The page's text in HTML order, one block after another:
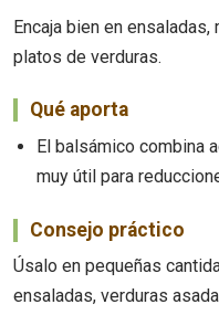
Encaja bien en
platos de verduras.
Qué aporta
El balsámico combina
muy útil para
Consejo práctico
Úsalo en pequeñas
ensaladas, verduras